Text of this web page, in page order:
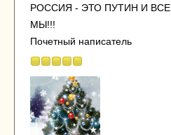
РОССИЯ - ЭТО ПУТИН И ВСЕ
МЫ!!!
Почетный написатель